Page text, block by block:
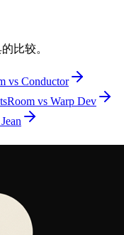
比较。
vs Conductor
vs Warp Dev
Jean